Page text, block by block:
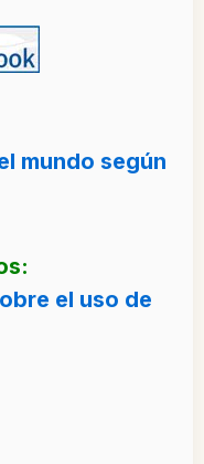
mundo según
el uso de